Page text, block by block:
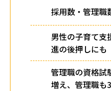
採用数・管理職
男性の子育て支
進の後押しにも
管理職の資格試
増え、管理職も